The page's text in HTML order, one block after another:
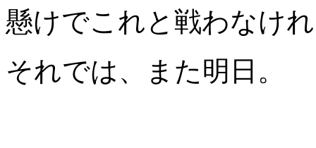
懸けでこれと戦わなけ
それでは、また明日。